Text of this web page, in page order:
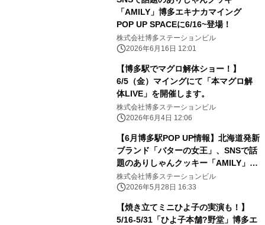
「AMILY」博多エキナカマイング
POP UP SPACEに6/16~登場！
株式会社博多ステーションビル
2026年6月16日 12:01
【博多駅でマグロ解体ショー！】
6/5（金）マイングにて「本マグロ解
体LIVE」を開催します。
株式会社博多ステーションビル
2026年6月4日 12:06
【6月博多駅POP UP情報】北海道発新
ブランド「バターの女王」、SNSで話
題のありしゃんクッキー「AMILY」博
多エキナカマイング POP UP SPACE
に続々登場！
株式会社博多ステーションビル
2026年5月28日 16:33
【焼き立てミニひよ子の実演も！】
5/16-5/31「ひよ子本舗?野堂」博多エ